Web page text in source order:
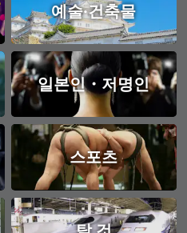
예술·건축물
일본인・저명인
스포츠